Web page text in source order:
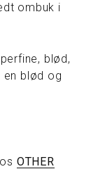
ombuk i
blød,
en blød og
OTHER